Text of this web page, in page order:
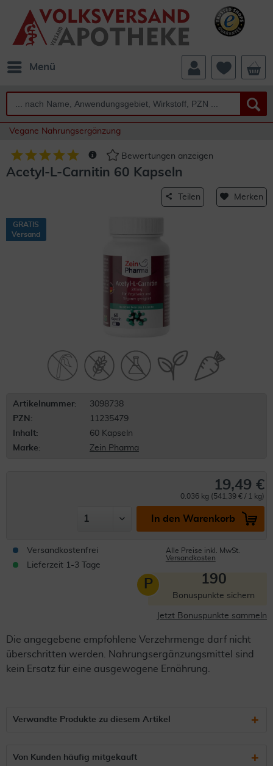
Menü
Vegane Nahrungsergänzung
Bewertungen anzeigen
Acetyl-L-Carnitin 60 Kapseln
Teilen Merken
GRATIS
Versand
Artikelnummer:
3098738
PZN:
11235479
Inhalt:
60 Kapseln
Marke:
Zein Pharma
19,49 €
0.036 kg (541,39 € / 1 kg)
In den Warenkorb
Versandkostenfrei
Lieferzeit 1-3 Tage
Alle Preise inkl. MwSt.
Versandkosten
P 190
Bonuspunkte sichern
Jetzt Bonuspunkte sammeln
Die angegebene empfohlene Verzehrmenge darf nicht
überschritten werden. Nahrungsergänzungsmittel sind
kein Ersatz für eine ausgewogene Ernährung.
Verwandte Produkte zu diesem Artikel
Von Kunden häufig mitgekauft